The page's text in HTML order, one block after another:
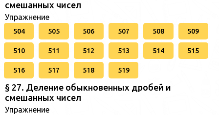
смешанных чисел
Упражнение
504 505 506 507 508 509
510 511 512 513 514 515
516 517 518 519
§ 27. Деление обыкновенных дробей и
смешанных чисел
Упражнение